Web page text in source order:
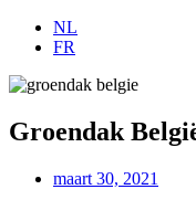
NL
FR
Groendak
maart 30, 2021